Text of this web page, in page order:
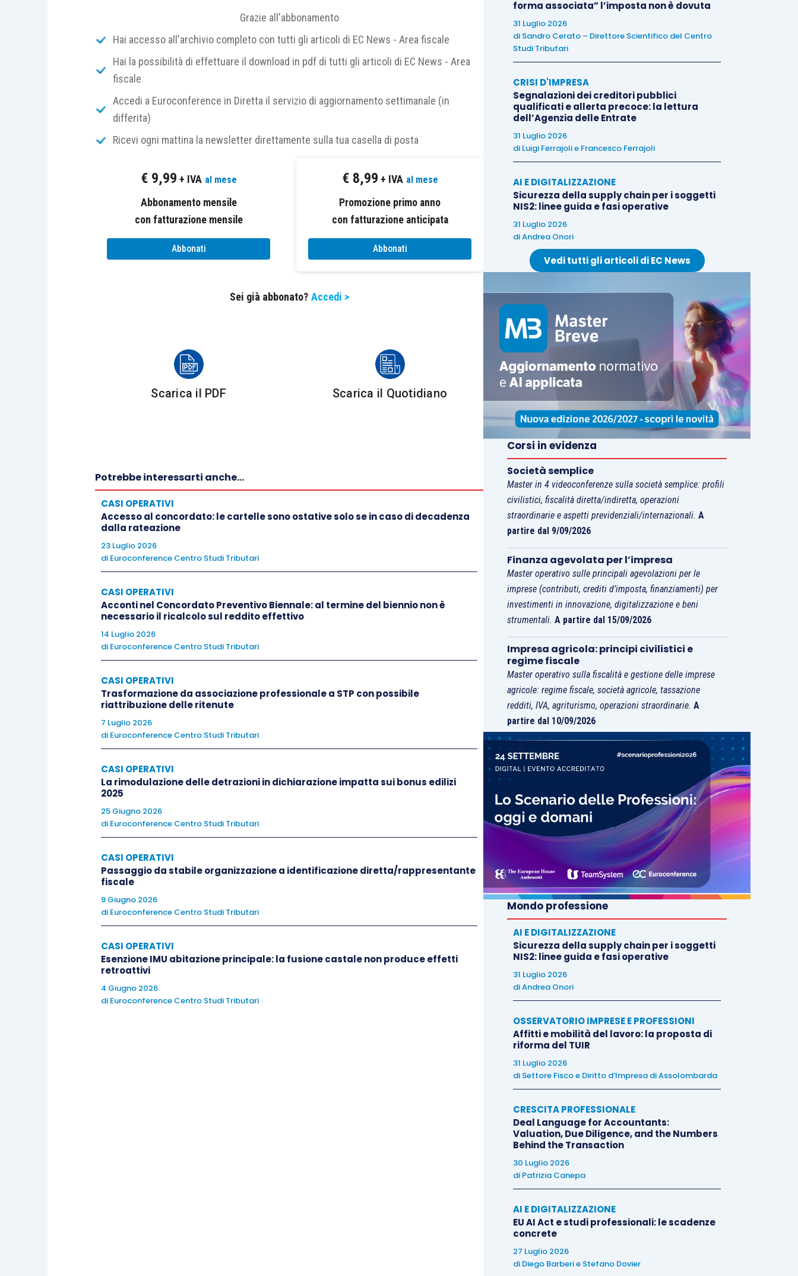
I “casi operativi” sono esclusi dall’abbonamento Euroconference News e consultabili solo
Grazie all'abbonamento
Hai accesso all'archivio completo con tutti gli articoli di EC News - Area fiscale
Hai la possibilità di effettuare il download in pdf di tutti gli articoli di EC News - Area
fiscale
Accedi a Euroconference in Diretta il servizio di aggiornamento settimanale (in
differita)
Ricevi ogni mattina la newsletter direttamente sulla tua casella di posta
€ 9,99 + IVA al mese
Abbonamento mensile
con fatturazione mensile
Abbonati
€ 8,99 + IVA al mese
Promozione primo anno
con fatturazione anticipata
Abbonati
Sei già abbonato? Accedi >
Scarica il PDF Scarica il Quotidiano
Potrebbe interessarti anche...
CASI OPERATIVI
Accesso al concordato: le cartelle sono ostative solo se in caso di decadenza
dalla rateazione
23 Luglio 2026
di Euroconference Centro Studi Tributari
CASI OPERATIVI
Acconti nel Concordato Preventivo Biennale: al termine del biennio non è
necessario il ricalcolo sul reddito effettivo
14 Luglio 2026
di Euroconference Centro Studi Tributari
CASI OPERATIVI
Trasformazione da associazione professionale a STP con possibile
riattribuzione delle ritenute
7 Luglio 2026
di Euroconference Centro Studi Tributari
CASI OPERATIVI
La rimodulazione delle detrazioni in dichiarazione impatta sui bonus edilizi
2025
25 Giugno 2026
di Euroconference Centro Studi Tributari
CASI OPERATIVI
Passaggio da stabile organizzazione a identificazione diretta/rappresentante
fiscale
9 Giugno 2026
di Euroconference Centro Studi Tributari
CASI OPERATIVI
Esenzione IMU abitazione principale: la fusione castale non produce effetti
retroattivi
4 Giugno 2026
di Euroconference Centro Studi Tributari
forma associata” l’imposta non è dovuta
31 Luglio 2026
di Sandro Cerato – Direttore Scientifico del Centro
Studi Tributari
CRISI D'IMPRESA
Segnalazioni dei creditori pubblici
qualificati e allerta precoce: la lettura
dell’Agenzia delle Entrate
31 Luglio 2026
di Luigi Ferrajolie Francesco Ferrajoli
AI E DIGITALIZZAZIONE
Sicurezza della supply chain per i soggetti
NIS2: linee guida e fasi operative
31 Luglio 2026
diAndrea Onori
Vedi tutti gli articoli di EC News
Corsi in evidenza
Società semplice
Master in 4 videoconferenze sulla società semplice: profili
civilistici, fiscalità diretta/indiretta, operazioni
straordinarie e aspetti previdenziali/internazionali.A
partire dal 9/09/2026
Finanza agevolata per l’impresa
Master operativo sulle principali agevolazioni per le
imprese (contributi, crediti d’imposta, finanziamenti) per
investimenti in innovazione, digitalizzazione e beni
strumentali. A partire dal 15/09/2026
Impresa agricola: principi civilistici e
regime fiscale
Master operativo sulla fiscalità e gestione delle imprese
agricole: regime fiscale, società agricole, tassazione
redditi, IVA, agriturismo, operazioni straordinarie.A
partire dal 10/09/2026
Mondo professione
AI E DIGITALIZZAZIONE
Sicurezza della supply chain per i soggetti
NIS2: linee guida e fasi operative
31 Luglio 2026
diAndrea Onori
OSSERVATORIO IMPRESE E PROFESSIONI
Affitti e mobilità del lavoro: la proposta di
riforma del TUIR
31 Luglio 2026
di Settore Fisco e Diritto d’Impresa di Assolombarda
CRESCITA PROFESSIONALE
Deal Language for Accountants:
Valuation, Due Diligence, and the Numbers
Behind the Transaction
30 Luglio 2026
di Patrizia Canepa
AI E DIGITALIZZAZIONE
EU AI Act e studi professionali: le scadenze
concrete
27 Luglio 2026
di Diego Barberie Stefano Dovier